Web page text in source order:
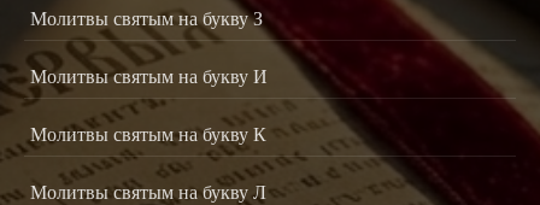
Молитвы святым на букву З
Молитвы святым на букву И
Молитвы святым на букву К
Молитвы святым на букву Л